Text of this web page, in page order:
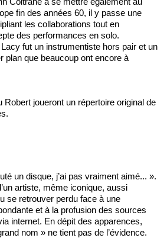
fin des années 60, il y passe une
les collaborations tout en
des performances en solo.
fut un instrumentiste hors pair et un
plan que beaucoup ont encore à
Robert joueront un répertoire original de
un disque, j’ai pas vraiment aimé... ».
artiste, même iconique, aussi
se retrouver perdu face à une
et à la profusion des sources
internet. En dépit des apparences,
nom » ne tient pas de l’évidence.